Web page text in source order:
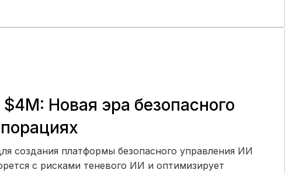
Новая эра безопасного
создания платформы безопасного управления ИИ
с рисками теневого ИИ и оптимизирует